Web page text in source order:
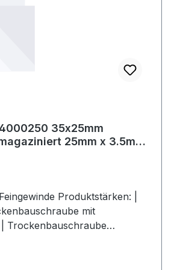
35x25mm
25mm x 3.5mm
Produktstärken: |
mit
Trockenbauschraube